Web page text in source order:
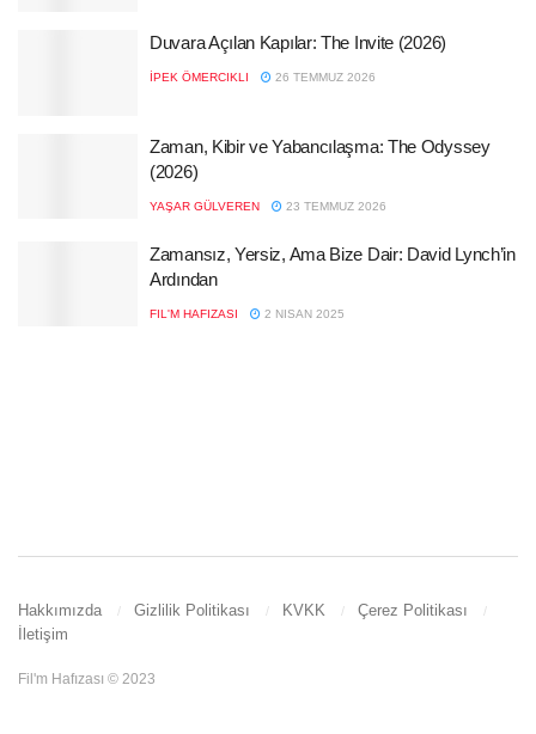
Duvara Açılan Kapılar: The Invite (2026)
İPEK ÖMERCIKLI 26 TEMMUZ 2026
Zaman, Kibir ve Yabancılaşma: The Odyssey
(2026)
YAŞAR GÜLVEREN 23 TEMMUZ 2026
Zamansız, Yersiz, Ama Bize Dair: David Lynch’in
Ardından
FIL'M HAFIZASI 2 NISAN 2025
Hakkımızda Gizlilik Politikası KVKK
Çerez Politikası
İletişim
Fil'm Hafızası © 2023